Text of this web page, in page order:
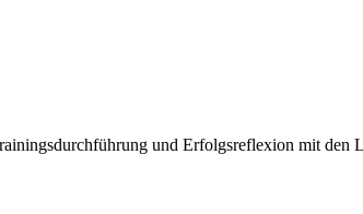
und Erfolgsreflexion mit den